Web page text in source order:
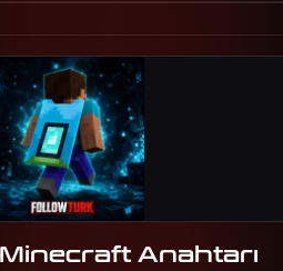
Minecraft Anahtarı